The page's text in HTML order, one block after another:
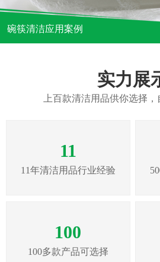
碗筷清洁应用案例
实力展
上百款清洁用品供你选择
11
11年清洁用品行业经验
100
100多款产品可选择